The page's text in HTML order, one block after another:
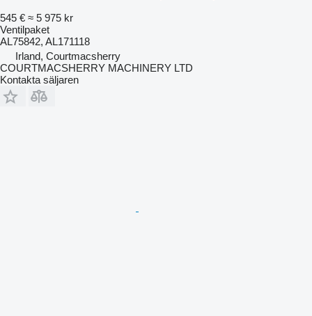
545 € ≈ 5 975 kr
Ventilpaket
AL75842, AL171118
Irland, Courtmacsherry
COURTMACSHERRY MACHINERY LTD
Kontakta säljaren